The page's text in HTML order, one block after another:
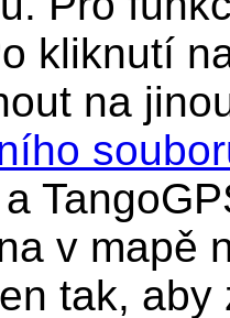
kliknutí
na
v mapě
tak,